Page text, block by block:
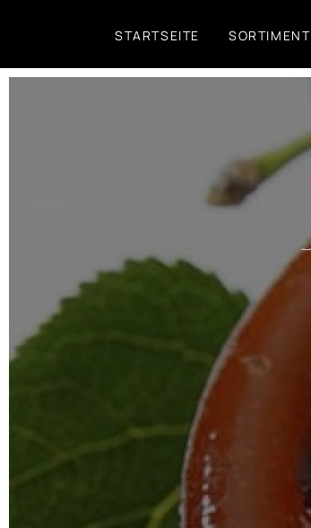
Inhalt
STARTSEITE SORTIMENT